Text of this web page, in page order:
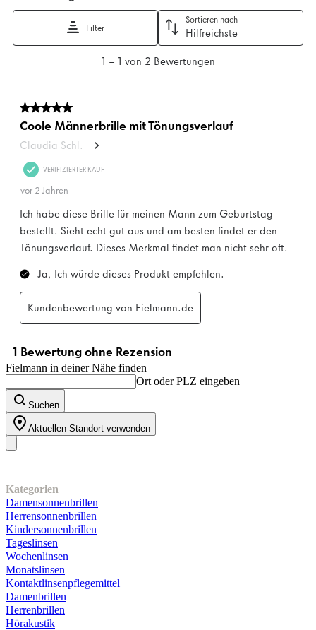
Fielmann in deiner Nähe finden
Ort oder PLZ eingeben
Suchen
Aktuellen Standort verwenden
Kategorien
Damensonnenbrillen
Herrensonnenbrillen
Kindersonnenbrillen
Tageslinsen
Wochenlinsen
Monatslinsen
Kontaktlinsenpflegemittel
Damenbrillen
Herrenbrillen
Hörakustik